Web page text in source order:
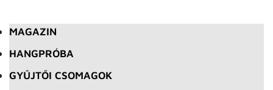
MAGAZIN
HANGPRÓBA
GYŰJTŐI CSOMAGOK